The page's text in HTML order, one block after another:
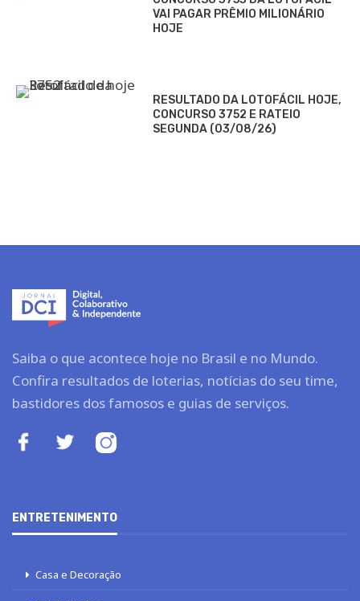
VAI PAGAR PRÊMIO MILIONÁRIO
HOJE
RESULTADO DA LOTOFÁCIL HOJE,
CONCURSO 3752 E RATEIO
SEGUNDA (03/08/26)
Saiba o que acontece hoje no Brasil e no Mundo.
Confira resultados de loterias, notícias do seu time,
bastidores dos famosos e guias de serviços.
ENTRETENIMENTO
Casa e Decoração